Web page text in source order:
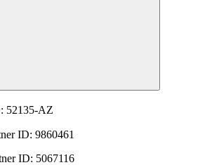
52135-AZ
ID: 9860461
ID: 5067116